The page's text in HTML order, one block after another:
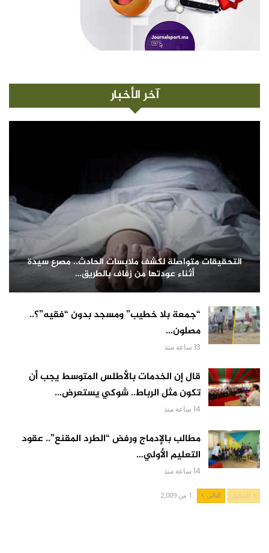
آخر الأخبار
التحقيقات متواصلة لكشف ملابسات الحادث.. مصرع سيدة
أثناء عودتها من زفاف بالطريق…
“جمعة بلا خطيب” ومسجد بدون “فقيه”؟..
مصلون…
13 ساعة منذ
قال إن الخدمات بالأطلس المتوسط يجب أن
تكون مثل الرباط.. شوكي يستعرض…
14 ساعة منذ
مطالب بالإدماج ورفض “الطرد المقنع”.. عقود
التعليم الأولي…
14 ساعة منذ
السابق التالي 1 من 2,009